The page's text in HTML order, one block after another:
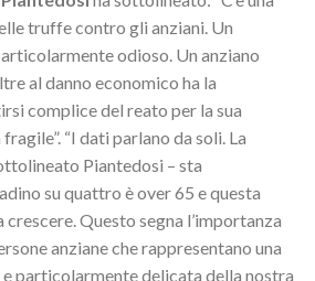
truffe contro gli anziani. Un
odioso. Un anziano
al danno economico ha la
complice del reato per la sua
“I dati parlano da soli. La
Piantedosi – sta
su quattro è over 65 e questa
crescere. Questo segna l’importanza
anziane che rappresentano una
particolarmente delicata della nostra